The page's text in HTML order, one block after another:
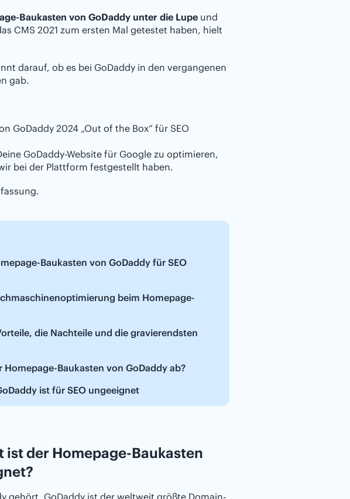
Baukasten von GoDaddy unter die Lupe und
CMS 2021 zum ersten Mal getestet haben, hielt
darauf, ob es bei GoDaddy in den vergangenen
gab.
GoDaddy 2024 „Out of the Box“ für SEO
GoDaddy-Website für Google zu optimieren,
bei der Plattform festgestellt haben.
Baukasten von GoDaddy für SEO
beim Homepage-
die Nachteile und die gravierendsten
Homepage-Baukasten von GoDaddy ab?
ist für SEO ungeeignet
der Homepage-Baukasten